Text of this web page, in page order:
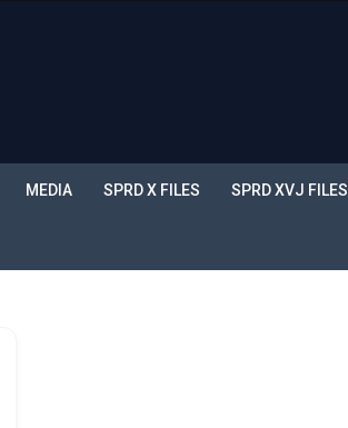
MEDIA SPRD X FILES SPRD XVJ FILES